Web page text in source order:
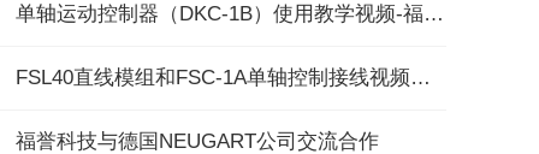
单轴运动控制器（DKC-1B）使用教学视频-福誉专用
FSL40直线模组和FSC-1A单轴控制接线视频教程
福誉科技与德国NEUGART公司交流合作